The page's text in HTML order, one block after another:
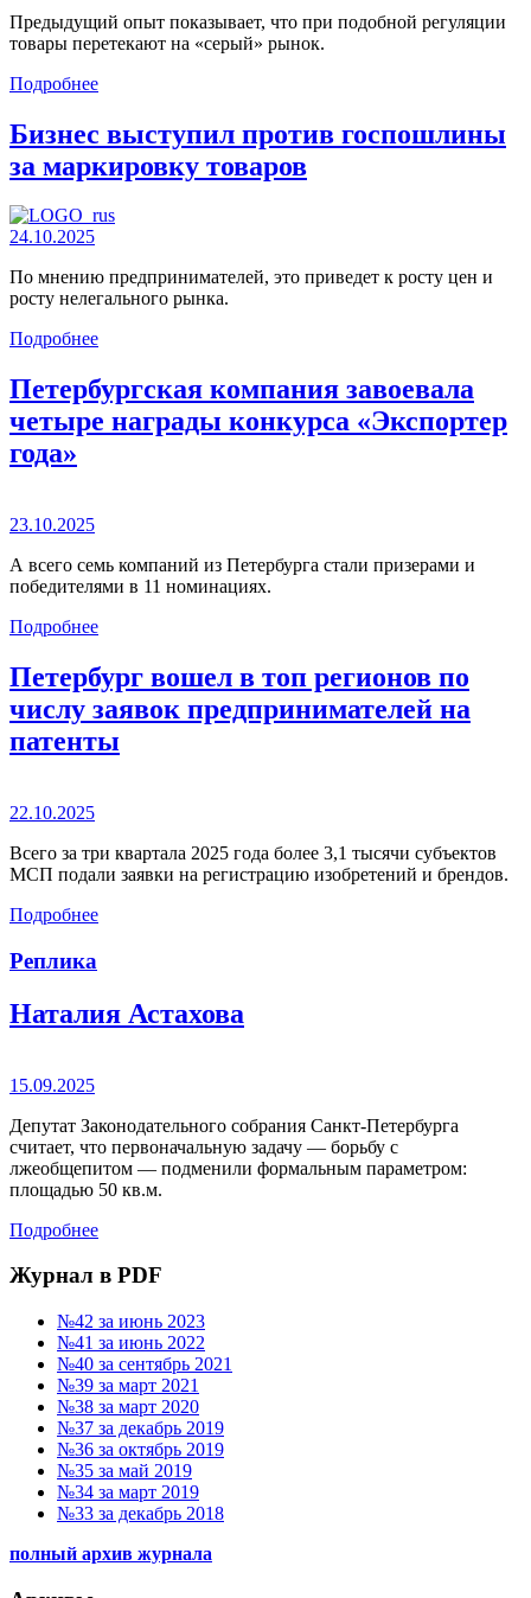
Предыдущий опыт показывает, что при подобной регуляции
товары перетекают на «серый» рынок.
Подробнее
Бизнес выступил против госпошлины
за маркировку товаров
24.10.2025
По мнению предпринимателей, это приведет к росту цен и
росту нелегального рынка.
Подробнее
Петербургская компания завоевала
четыре награды конкурса «Экспортер
года»
23.10.2025
А всего семь компаний из Петербурга стали призерами и
победителями в 11 номинациях.
Подробнее
Петербург вошел в топ регионов по
числу заявок предпринимателей на
патенты
22.10.2025
Всего за три квартала 2025 года более 3,1 тысячи субъектов
МСП подали заявки на регистрацию изобретений и брендов.
Подробнее
Реплика
Наталия Астахова
15.09.2025
Депутат Законодательного собрания Санкт-Петербурга
считает, что первоначальную задачу — борьбу с
лжеобщепитом — подменили формальным параметром:
площадью 50 кв.м.
Подробнее
Журнал в PDF
№42 за июнь 2023
№41 за июнь 2022
№40 за сентябрь 2021
№39 за март 2021
№38 за март 2020
№37 за декабрь 2019
№36 за октябрь 2019
№35 за май 2019
№34 за март 2019
№33 за декабрь 2018
полный архив журнала